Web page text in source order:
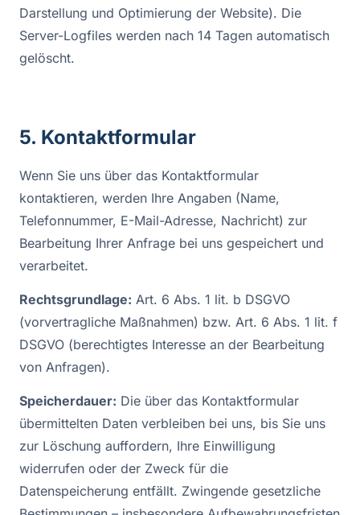
Darstellung und Optimierung der Website). Die
Server-Logfiles werden nach 14 Tagen automatisch
gelöscht.
5. Kontaktformular
Wenn Sie uns über das Kontaktformular
kontaktieren, werden Ihre Angaben (Name,
Telefonnummer, E-Mail-Adresse, Nachricht) zur
Bearbeitung Ihrer Anfrage bei uns gespeichert und
verarbeitet.
Rechtsgrundlage: Art. 6 Abs. 1 lit. b DSGVO
(vorvertragliche Maßnahmen) bzw. Art. 6 Abs. 1 lit. f
DSGVO (berechtigtes Interesse an der Bearbeitung
von Anfragen).
Speicherdauer: Die über das Kontaktformular
übermittelten Daten verbleiben bei uns, bis Sie uns
zur Löschung auffordern, Ihre Einwilligung
widerrufen oder der Zweck für die
Datenspeicherung entfällt. Zwingende gesetzliche